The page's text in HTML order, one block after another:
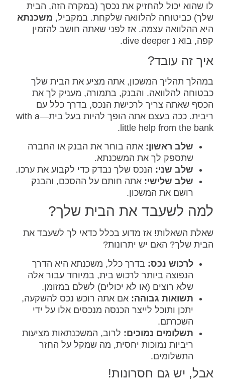
לו שהוא יכול להחזיק את נכסך (במקרה הזה, הבית
שלך) כביטוחה להלוואה שלקחת. במקביל, משכנתא
היא ההלוואה עצמה. אז לפני שאתה חושב להזמין
קפה, בוא נ dive deeper.
איך זה עובד?
במהלך תהליך המשכון, אתה מציע את הבית שלך
כבטוחה להלוואה. והבנק, בתמורה, מעניק לך את
הכסף שאתה צריך לרכישת הנכס, בדרך כלל עם
ריבית. ככה בעצם אתה הופך להיות בעל בית—with a
little help from the bank.
שלב ראשון: אתה בוחר את הבנק או החברה
שתספק לך את המשכנתא.
שלב שני: הנכס שלך נבדק כדי לקבוע את ערכו.
שלב שלישי: אתה חותם על ההסכם, והבנק
רושם את המשכון.
למה לשעבד את הבית שלך?
שאלת השאלות! אז מדוע בכלל כדאי לך לשעבד את
הבית שלך? האם יש יתרונות?
לרכוש נכס: בדרך כלל, משכנתא היא הדרך
הנפוצה ביותר לרכוש בית, במיוחד עבור אלה
שלא רוצים (או לא יכולים) לשלם במזומן.
תשואות גבוהה: אם אתה רוכש נכס להשקעה,
יתכן ותוכל לייצר הכנסה מנכסים אלו על ידי
השכרתם.
תשלומים נמוכים: לרוב, המשכנתאות מציעות
ריביות נמוכות יחסית, מה שמקל על החזר
התשלומים.
אבל, יש גם חסרונות!